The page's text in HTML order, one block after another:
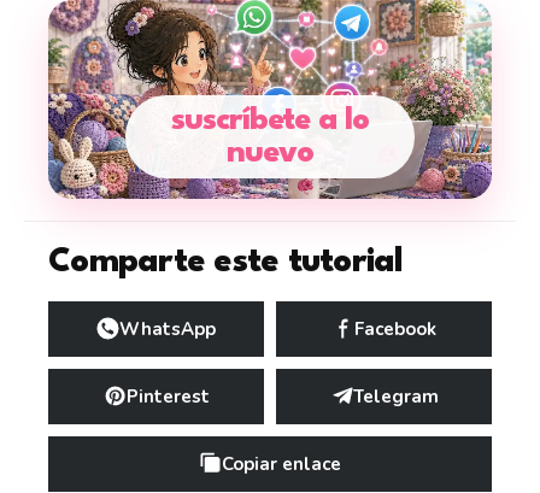
suscríbete a lo
nuevo
Comparte este tutorial
WhatsApp Facebook
Pinterest Telegram
Copiar enlace